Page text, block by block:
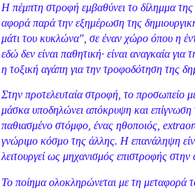
Η πέμπτη στροφή εμβαθύνει το δίλημμα
αφορά παρά την εξημέρωση της
μάτι του κυκλώνα", σε έναν χώρο όπου η
εδώ δεν είναι παθητική· είναι αναγκαία
η τοξική αγάπη για την τροφοδότηση της
Στην προτελευταία στροφή, το προσωπείο
μάσκα υποδηλώνει απόκρυψη και επίγνωση
παθιασμένο στόμφο, ένας ηθοποιός,
γνώριμο κόσμο της άλλης. Η επανάληψη
λειτουργεί ως μηχανισμός επιστροφής
Το ποίημα ολοκληρώνεται με τη μεταφορά